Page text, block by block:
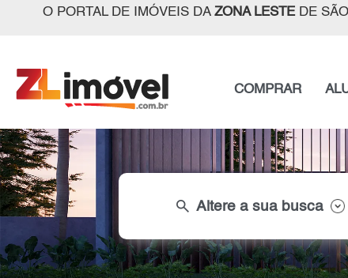
O PORTAL DE IMÓVEIS DA ZONA LESTEDE
COMPRAR
search Altere a sua busca